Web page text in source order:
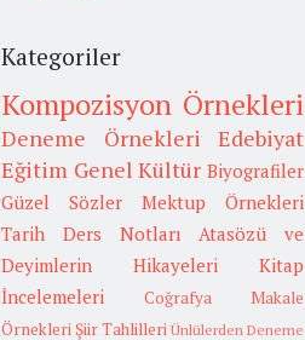
Kategoriler
Kompozisyon Örnekleri
Deneme Örnekleri
Edebiyat
Eğitim Genel Kültür Biyografiler
Güzel Sözler
Mektup Örnekleri
Tarih
Ders Notları
Atasözü ve
Deyimlerin Hikayeleri
Kitap
İncelemeleri
Coğrafya
Makale
Örnekleri Şiir Tahlilleri Ünlülerden Deneme